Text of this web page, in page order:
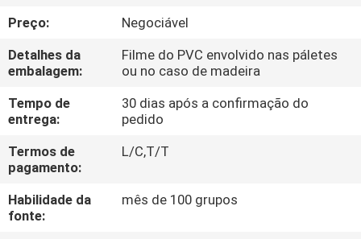
CONTROLE
DE
QUALIDADE
CONTACTE-
NOS
NOTÍCIAS
Preço:
Negociável
Detalhes da
embalagem:
Filme do PVC envolvido nas páletes
ou no caso de madeira
Tempo de
entrega:
30 dias após a confirmação do
pedido
Termos de
pagamento:
L/C,T/T
Habilidade da
fonte:
mês de 100 grupos